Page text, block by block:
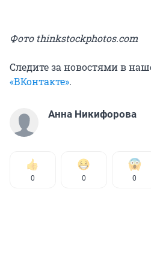
Фото thinkstockphotos.com
Следите за новостями в
«ВКонтакте».
Анна Никифорова
0 0 0